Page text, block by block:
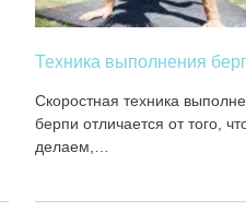
Техника выполнения
Скоростная техника
берпи отличается от того,
делаем,…